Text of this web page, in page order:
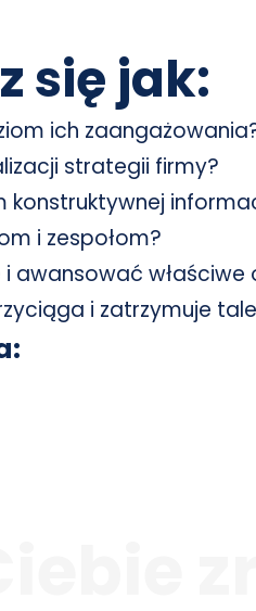
się jak:
ich
strategii firmy?
konstruktywnej
i zespołom?
awansować właściwe
i zatrzymuje